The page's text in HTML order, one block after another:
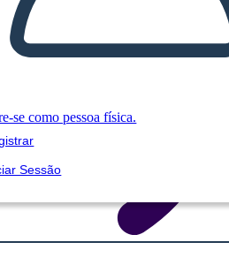
se como pessoa física.
Sessão